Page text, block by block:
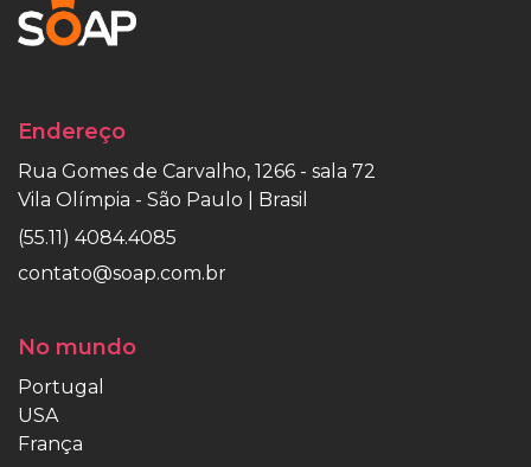
Endereço
Rua Gomes de Carvalho, 1266 - sala 72
Vila Olímpia - São Paulo | Brasil
(55.11) 4084.4085
contato@soap.com.br
No mundo
Portugal
USA
França